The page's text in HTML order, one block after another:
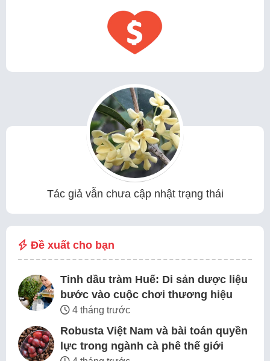
Tác giả vẫn chưa cập nhật trạng thái
Đề xuất cho bạn
Tinh dầu tràm Huế: Di sản dược liệu
bước vào cuộc chơi thương hiệu
4 tháng trước
Robusta Việt Nam và bài toán quyền
lực trong ngành cà phê thế giới